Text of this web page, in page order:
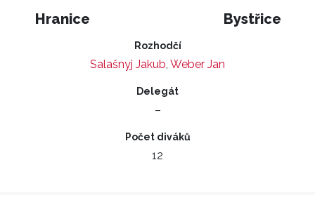
Hranice
Bystřice
Rozhodčí
Salašnyj Jakub, Weber Jan
Delegát
–
Počet diváků
12